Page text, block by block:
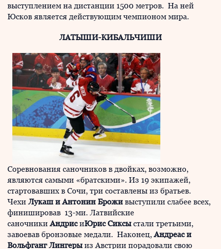
выступлением на дистанции 1500 метров. На ней
Юсков является действующим чемпионом мира.
ЛАТЫШИ-КИБАЛЬЧИШИ
Соревнования саночников в двойках, возможно,
являются самыми «братскими». Из 19 экипажей,
стартовавших в Сочи, три составлены из братьев.
Чехи Лукаш и Антонин Брожи выступили слабее всех,
финишировав 13-ми. Латвийские
саночникиАндрисиЮрис Сиксыстали третьими,
завоевав бронзовые медали. Наконец,Андреас и
Вольфганг Лингерыиз Австрии порадовали свою